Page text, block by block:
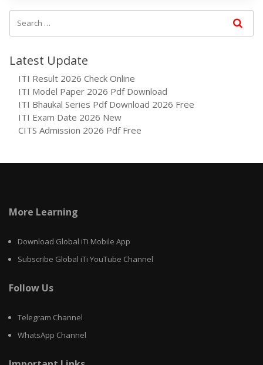
Latest Update
ITI Result 2026 Check Online
ITI Model Paper 2026 Pdf Download
ITI Bhaukal Series Pdf Download 2026 Free
ITI Exam Date 2026 New
CITS Admission 2026 Pdf Free
More Learning
Download Global iTi Mobile App
Subscribe Global iTi YouTube Channel
Follow Us
Telegram Channel
WhatsApp Channel